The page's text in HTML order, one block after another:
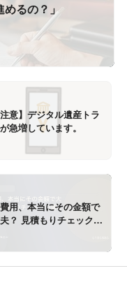
めるの？」
注意】デジタル遺産トラ
急増しています。
用、本当にその金額で
？ 見積もりチェックの